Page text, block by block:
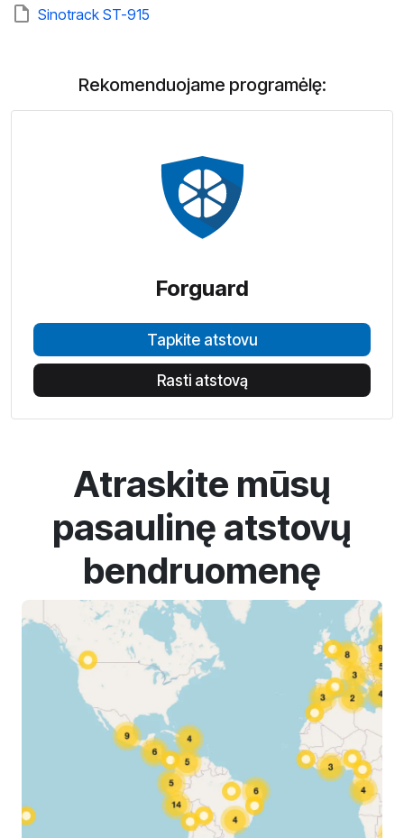
Sinotrack ST-915
Rekomenduojame programėlę:
Forguard
Tapkite atstovu
Rasti atstovą
Atraskite mūsų
pasaulinę atstovų
bendruomenę